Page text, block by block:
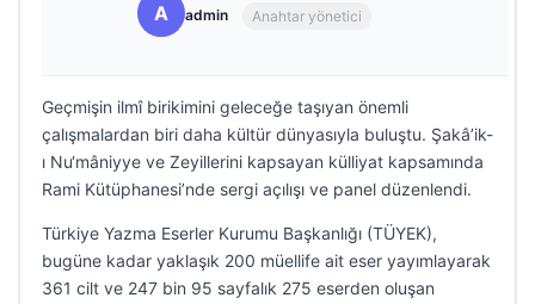
A admin Anahtar yönetici
Geçmişin ilmî birikimini geleceğe taşıyan önemli
çalışmalardan biri daha kültür dünyasıyla buluştu. Şakâ’ik-
ı Nu‘mâniyye ve Zeyillerini kapsayan külliyat kapsamında
Rami Kütüphanesi’nde sergi açılışı ve panel düzenlendi.
Türkiye Yazma Eserler Kurumu Başkanlığı (TÜYEK),
bugüne kadar yaklaşık 200 müellife ait eser yayımlayarak
361 cilt ve 247 bin 95 sayfalık 275 eserden oluşan